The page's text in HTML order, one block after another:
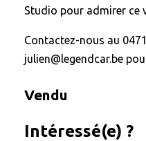
Studio pour admirer ce
Contactez-nous au
julien@legendcar.be
Vendu
Intéressé(e) ?